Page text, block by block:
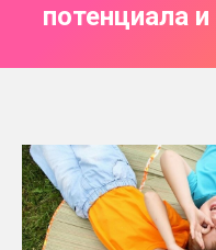
потенциала